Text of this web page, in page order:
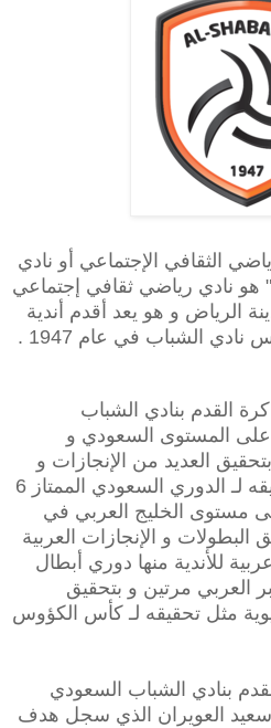
الثقافي الإجتماعي أو نادي
هو نادي رياضي ثقافي إجتماعي
الرياض و هو يعد أقدم أندية
الشباب في عام 1947 .
القدم بنادي الشباب
المستوى السعودي و
العديد من الإنجازات و
البطولات المحلية مثل تحقيقه لـ الدوري السعودي الممتاز 6
مستوى الخليج العربي في
البطولات و الإنجازات العربية
للأندية منها دوري أبطال
العربي مرتين و بتحقيق
مثل تحقيقه لـ كأس الكؤوس
بنادي الشباب السعودي
سعيد العويران الذي سجل هدف